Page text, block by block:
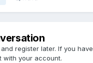
register later. If you
with your account.